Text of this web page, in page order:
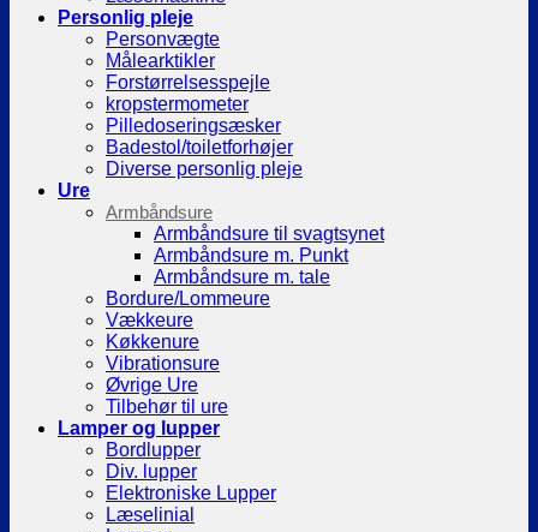
Personlig pleje
Personvægte
Målearktikler
Forstørrelsesspejle
kropstermometer
Pilledoseringsæsker
Badestol/toiletforhøjer
Diverse personlig pleje
Ure
Armbåndsure
Armbåndsure til svagtsynet
Armbåndsure m. Punkt
Armbåndsure m. tale
Bordure/Lommeure
Vækkeure
Køkkenure
Vibrationsure
Øvrige Ure
Tilbehør til ure
Lamper og lupper
Bordlupper
Div. lupper
Elektroniske Lupper
Læselinial